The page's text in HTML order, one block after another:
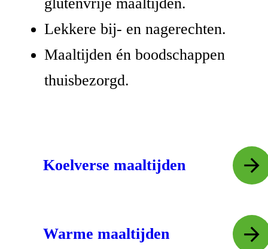
Lekkere bij- en nagerechten.
Maaltijden én boodschappen
thuisbezorgd.
Koelverse maaltijden
Warme maaltijden